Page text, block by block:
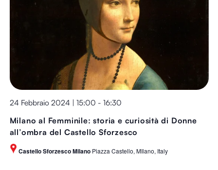
Milano al Femminile: storia e curiosità di Donne
all’ombra del Castello Sforzesco
24 Febbraio 2024 | 15:00 - 16:30
Castello Sforzesco Milano Piazza Castello, MIlano, Italy